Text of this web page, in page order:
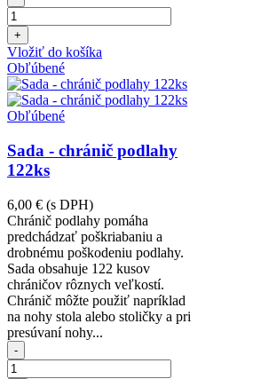
+
Vložiť do košíka
Obľúbené
Obľúbené
Sada - chránič podlahy
122ks
6,00 € (s DPH)
Chránič podlahy pomáha
predchádzať poškriabaniu a
drobnému poškodeniu podlahy.
Sada obsahuje 122 kusov
chráničov rôznych veľkostí.
Chránič môžte použiť napríklad
na nohy stola alebo stoličky a pri
presúvaní nohy...
-